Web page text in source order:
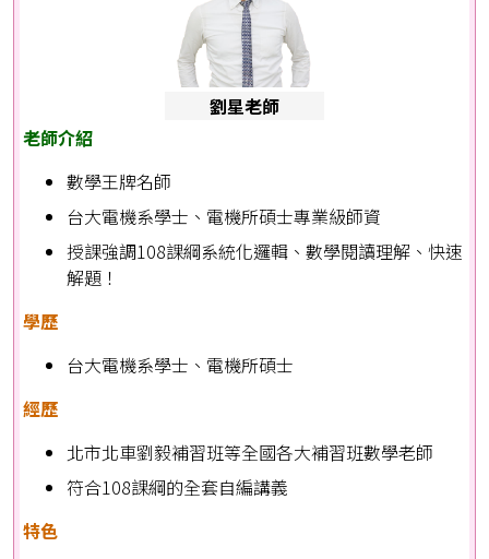
劉星老師
老師介紹
數學王牌名師
台大電機系學士、電機所碩士專業級師資
授課強調108課綱系統化邏輯、數學閱讀理解、快速
解題！
學歷
台大電機系學士、電機所碩士
經歷
北市北車劉毅補習班等全國各大補習班數學老師
符合108課綱的全套自編講義
特色